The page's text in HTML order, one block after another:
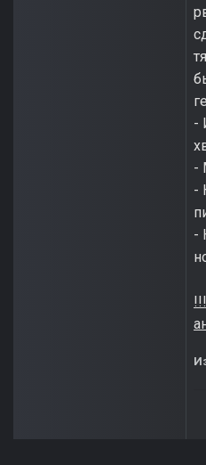
-
-
-
-